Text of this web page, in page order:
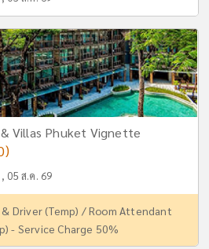
Villas Phuket Vignette
05 ส.ค. 69
Driver (Temp) / Room Attendant
- Service Charge 50%